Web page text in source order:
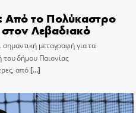
Από το Πολύκαστρο
Λεβαδιακό
μεταγραφή για τα
του δήμου Παιονίας
από[…]